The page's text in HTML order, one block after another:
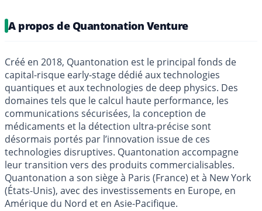
A propos de Quantonation Venture
Créé en 2018, Quantonation est le principal fonds de
capital-risque early-stage dédié aux technologies
quantiques et aux technologies de deep physics. Des
domaines tels que le calcul haute performance, les
communications sécurisées, la conception de
médicaments et la détection ultra-précise sont
désormais portés par l’innovation issue de ces
technologies disruptives. Quantonation accompagne
leur transition vers des produits commercialisables.
Quantonation a son siège à Paris (France) et à New York
(États-Unis), avec des investissements en Europe, en
Amérique du Nord et en Asie-Pacifique.